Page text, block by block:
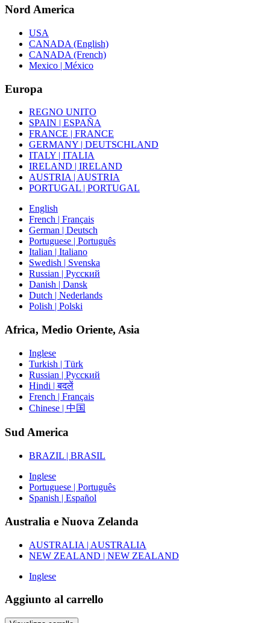
Nord America
USA
CANADA (English)
CANADA (French)
Mexico | México
Europa
REGNO UNITO
SPAIN | ESPAÑA
FRANCE | FRANCE
GERMANY | DEUTSCHLAND
ITALY | ITALIA
IRELAND | IRELAND
AUSTRIA | AUSTRIA
PORTUGAL | PORTUGAL
English
French | Français
German | Deutsch
Portuguese | Português
Italian | Italiano
Swedish | Svenska
Russian | Русский
Danish | Dansk
Dutch | Nederlands
Polish | Polski
Africa, Medio Oriente, Asia
Inglese
Turkish | Türk
Russian | Русский
Hindi | बदलें
French | Français
Chinese | 中国
Sud America
BRAZIL | BRASIL
Inglese
Portuguese | Português
Spanish | Español
Australia e Nuova Zelanda
AUSTRALIA | AUSTRALIA
NEW ZEALAND | NEW ZEALAND
Inglese
Aggiunto al carrello